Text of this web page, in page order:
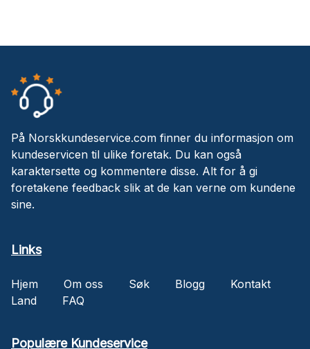
På Norskkundeservice.com finner du informasjon om
kundeservicen til ulike foretak. Du kan også
karaktersette og kommentere disse. Alt for å gi
foretakene feedback slik at de kan verne om kundene
sine.
Links
Hjem Om oss Søk Blogg
Kontakt
Land
FAQ
Populære Kundeservice